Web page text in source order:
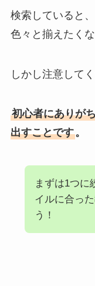
検索していると
色々と揃えたく
しかし注意してく
初心者にありが
出すことです。
まずは1つに
イルに合っ
う！